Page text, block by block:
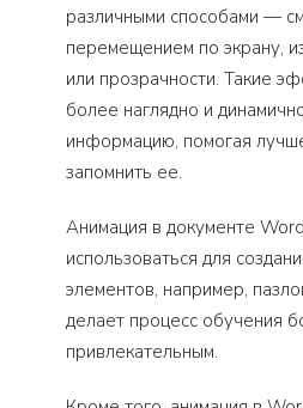
различными способами —
перемещением по экрану,
или прозрачности. Такие
более наглядно и
информацию, помогая
запомнить ее.
Анимация в документе
использоваться для
элементов, например,
делает процесс обучения
привлекательным.